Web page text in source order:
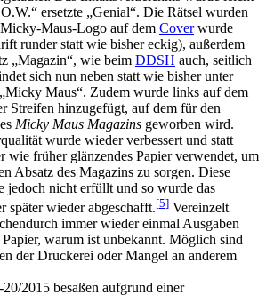
ersetzte „Genial“. Die Rätsel wurden
Maus-Logo auf dem Coverwurde
runder statt wie bisher eckig), außerdem
„Magazin“, wie beim DDSH auch, seitlich
sich nun neben statt wie bisher unter
Maus“. Zudem wurde links auf dem
Streifen hinzugefügt, auf dem für den
Micky Maus Magazins geworben wird.
wurde wieder verbessert und statt
wie früher glänzendes Papier verwendet, um
Absatz des Magazins zu sorgen. Diese
jedoch nicht erfüllt und so wurde das
später wieder abgeschafft.[5] Vereinzelt
immer wieder einmal Ausgaben
warum ist unbekannt. Möglich sind
der Druckerei oder Mangel an anderem
2015 besaßen aufgrund einer